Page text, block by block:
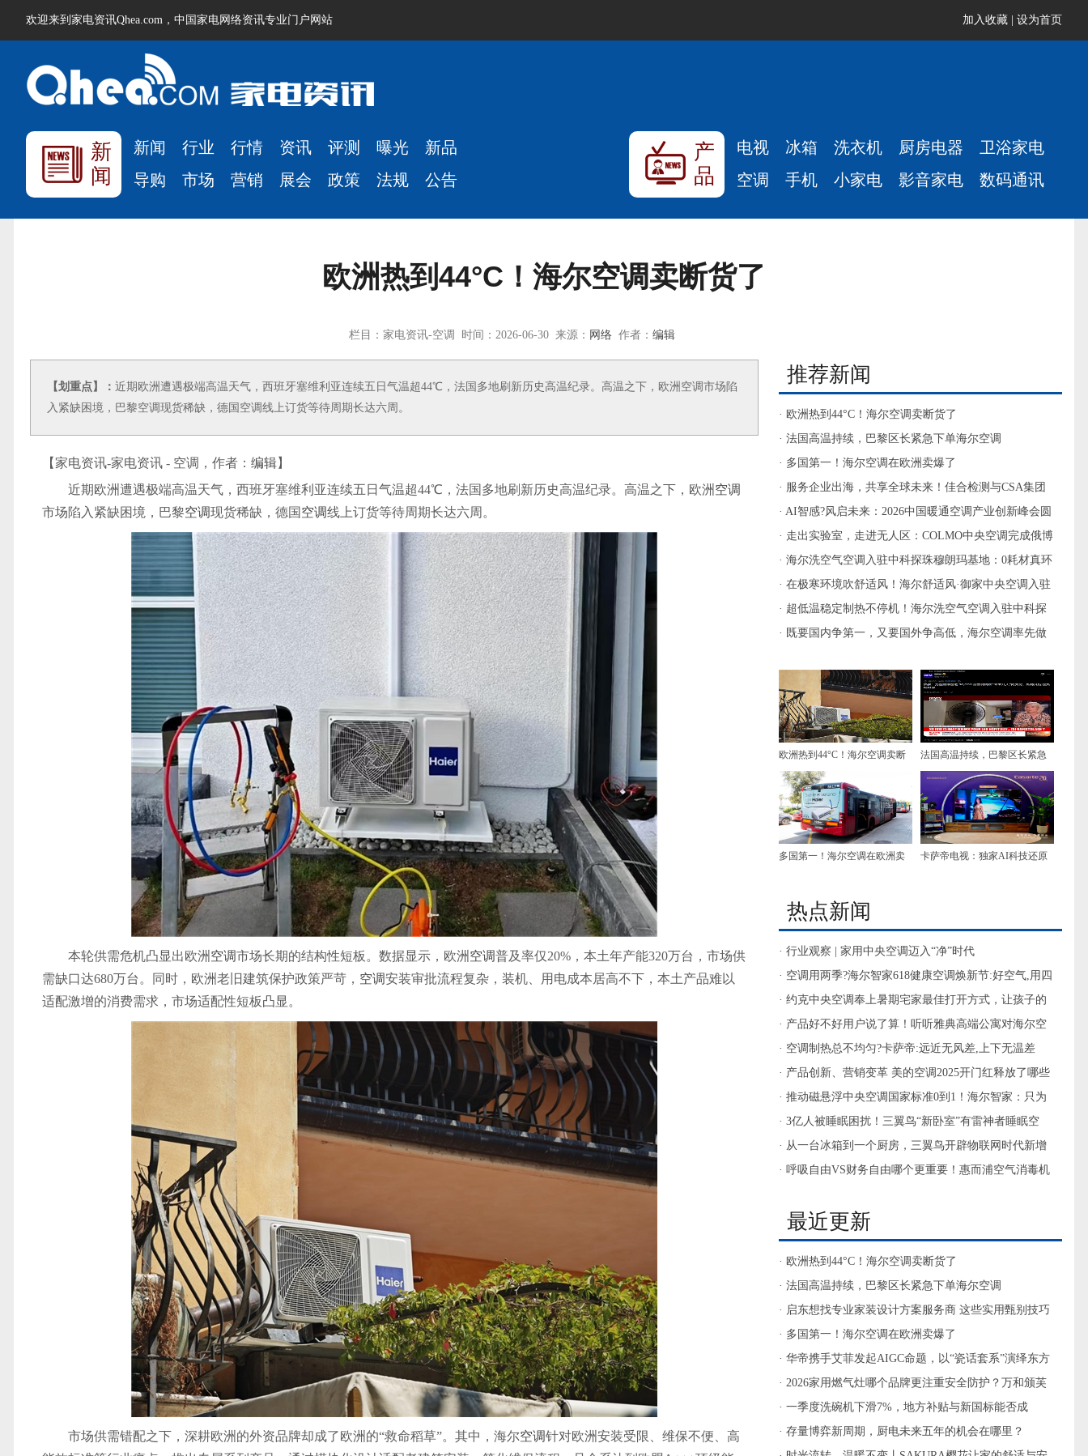
欢迎来到家电资讯Qhea.com，中国家电网络资讯专业门户网站 加入收藏 设为首页
新
闻
新闻 行业 行情 资讯 评测 曝光
新品
导购
市场 营销 展会 政策 法规 公告
产
品
电视 冰箱 洗衣机 厨房电器
卫浴家电
空调
手机 小家电 影音家电 数码通讯
欧洲热到44°C！海尔空调卖断货了
栏目：家电资讯-空调 时间：2026-06-30 来源： 网络作者： 编辑
【划重点】： 近期欧洲遭遇极端高温天气，西班牙塞维利亚连续五日气温超44℃，法国多地刷新历史高温纪录。高温之下，欧洲空调市场陷
入紧缺困境，巴黎空调现货稀缺，德国空调线上订货等待周期长达六周。
【家电资讯-家电资讯 - 空调，作者： 编辑】
近期欧洲遭遇极端高温天气，西班牙塞维利亚连续五日气温超44℃，法国多地刷新历史高温纪录。高温之下，欧洲 空调
市场陷入紧缺困境，巴黎空调现货稀缺，德国 空调线上订货等待周期长达六周。
本轮供需危机凸显出欧洲 空调市场长期的结构性短板。数据显示，欧洲 空调普及率仅20%，本土年产能320万台，市场供
需缺口达680万台。同时，欧洲老旧建筑保护政策严苛， 空调安装审批流程复杂，装机、用电成本居高不下，本土产品难以
适配激增的消费需求，市场适配性短板凸显。
市场供需错配之下，深耕欧洲的外资品牌却成了欧洲的“救命稻草”。其中，海尔空调针对欧洲安装受限、维保不便、高
推荐新闻
· 欧洲热到44°C！海尔空调卖断货了
· 法国高温持续，巴黎区长紧急下单海尔空调
· 多国第一！海尔空调在欧洲卖爆了
· 服务企业出海，共享全球未来！佳合检测与CSA集团
签署合作备忘录
· AI智感?风启未来：2026中国暖通空调产业创新峰会圆
满举办
· 走出实验室，走进无人区：COLMO中央空调完成俄博
梁极端环境挑战
· 海尔洗空气空调入驻中科探珠穆朗玛基地：0耗材真环
保
· 在极寒环境吹舒适风！海尔舒适风·御家中央空调入驻
中科探珠穆朗玛基地
· 超低温稳定制热不停机！海尔洗空气空调入驻中科探
珠穆朗玛基地
· 既要国内争第一，又要国外争高低，海尔空调率先做
欧洲热到44°C！海尔空调卖断
货了
法国高温持续，巴黎区长紧急
下单海尔空调
多国第一！海尔空调在欧洲卖 卡萨帝电视：独家AI科技还原
热点新闻
· 行业观察 | 家用中央空调迈入“净”时代
· 空调用两季?海尔智家618健康空调焕新节:好空气,用四
季
· 约克中央空调奉上暑期宅家最佳打开方式，让孩子的
暑假‘净’一夏
· 产品好不好用户说了算！听听雅典高端公寓对海尔空
调的反馈
· 空调制热总不均匀?卡萨帝:远近无风差,上下无温差
· 产品创新、营销变革 美的空调2025开门红释放了哪些
信号
· 推动磁悬浮中央空调国家标准0到1！海尔智家：只为
服务用户
· 3亿人被睡眠困扰！三翼鸟“新卧室”有雷神者睡眠空
调，值得一试
· 从一台冰箱到一个厨房，三翼鸟开辟物联网时代新增
量
· 呼吸自由VS财务自由哪个更重要！惠而浦空气消毒机
最近更新
· 欧洲热到44°C！海尔空调卖断货了
· 法国高温持续，巴黎区长紧急下单海尔空调
· 启东想找专业家装设计方案服务商 这些实用甄别技巧
看完从此不踩坑
· 多国第一！海尔空调在欧洲卖爆了
· 华帝携手艾菲发起AIGC命题，以“瓷话套系”演绎东方
厨房美学
· 2026家用燃气灶哪个品牌更注重安全防护？万和颁芙
Q6-M6双重定时熄火多重防护厨房灶具推荐
· 一季度洗碗机下滑7%，地方补贴与新国标能否成
为“破局双翼”？
· 存量博弈新周期，厨电未来五年的机会在哪里？